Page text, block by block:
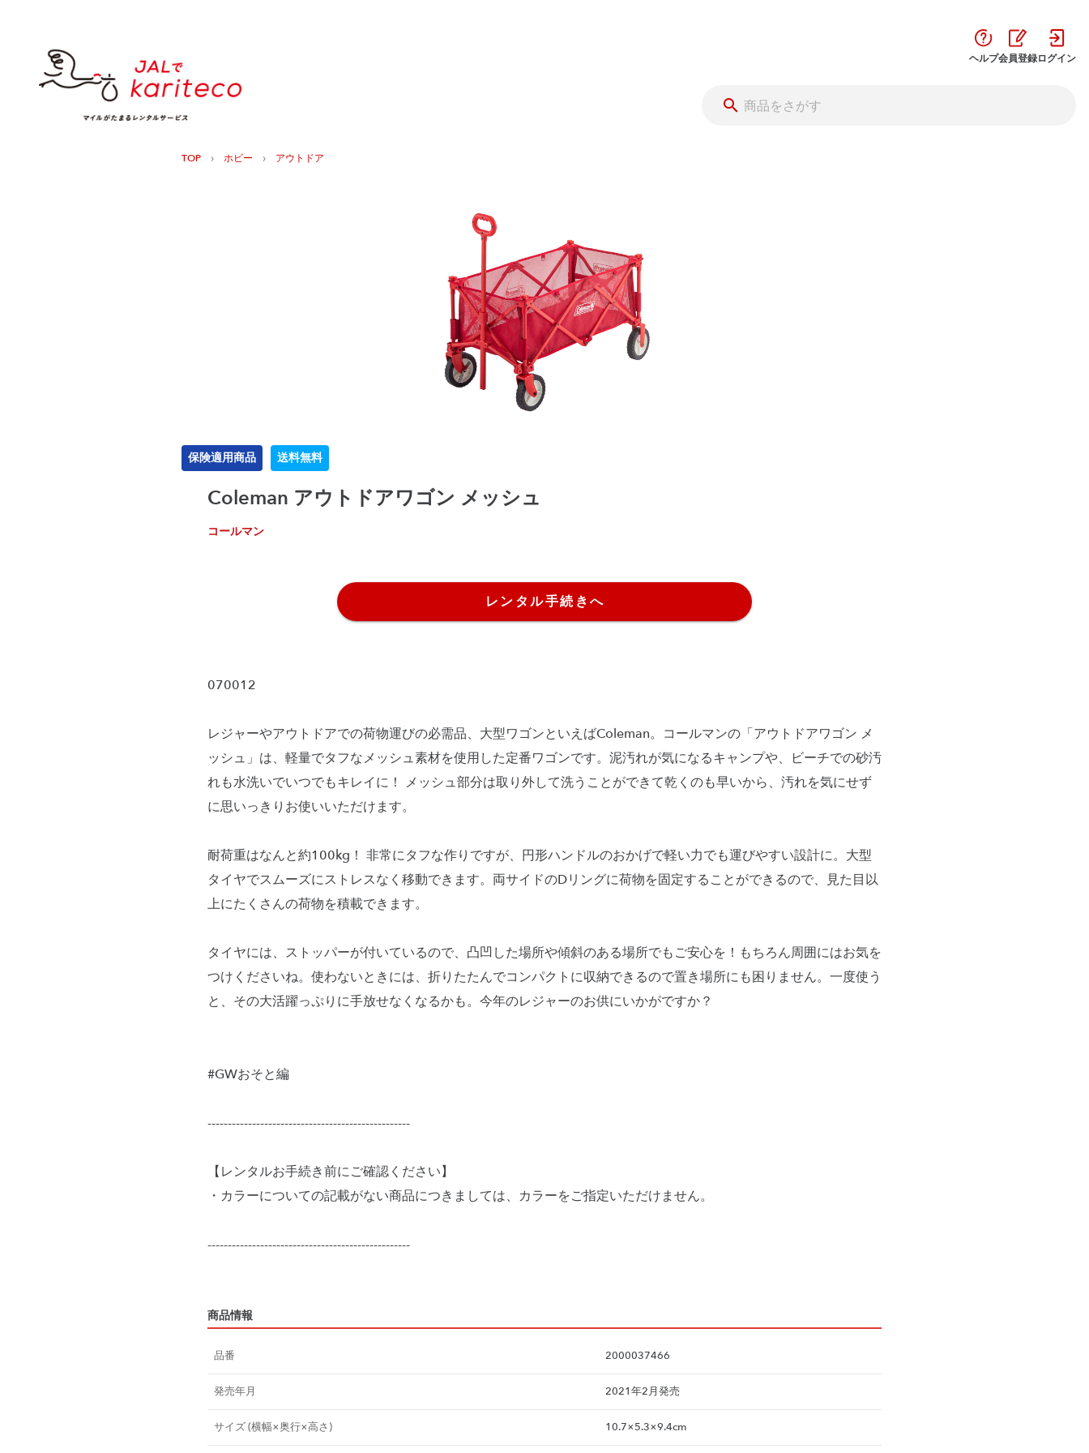
ヘルプ会員登録ログイン
TOP › ホビー › アウトドア
保険適用商品 送料無料
Coleman アウトドアワゴン メッシュ
コールマン
レンタル手続きへ
070012
レジャーやアウトドアでの荷物運びの必需品、大型ワゴンといえばColeman。コールマンの「アウトドアワゴン メ
ッシュ」は、軽量でタフなメッシュ素材を使用した定番ワゴンです。泥汚れが気になるキャンプや、ビーチでの砂汚
れも水洗いでいつでもキレイに！ メッシュ部分は取り外して洗うことができて乾くのも早いから、汚れを気にせず
に思いっきりお使いいただけます。
耐荷重はなんと約100kg！ 非常にタフな作りですが、円形ハンドルのおかげで軽い力でも運びやすい設計に。大型
タイヤでスムーズにストレスなく移動できます。両サイドのDリングに荷物を固定することができるので、見た目以
上にたくさんの荷物を積載できます。
タイヤには、ストッパーが付いているので、凸凹した場所や傾斜のある場所でもご安心を！もちろん周囲にはお気を
つけくださいね。使わないときには、折りたたんでコンパクトに収納できるので置き場所にも困りません。一度使う
と、その大活躍っぷりに手放せなくなるかも。今年のレジャーのお供にいかがですか？
#GWおそと編
--------------------------------------------------
【レンタルお手続き前にご確認ください】
・カラーについての記載がない商品につきましては、カラーをご指定いただけません。
--------------------------------------------------
商品情報
品番 2000037466
発売年月 2021年2月発売
サイズ (横幅×奥行×高さ) 10.7×5.3×9.4cm